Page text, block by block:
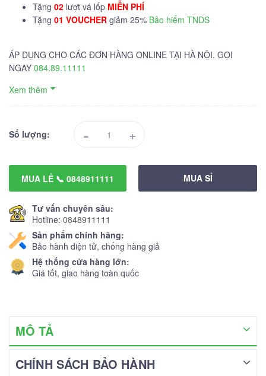
Tặng 02 lượt vá lốp MIỄN PHÍ
Tặng 01 VOUCHER giảm 25% Bảo hiểm TNDS
ÁP DỤNG CHO CÁC ĐƠN HÀNG ONLINE TẠI HÀ NỘI. GỌI
NGAY 084.89.11111
Xem thêm
Số lượng: - +
MUA LẺ 📞 0848911111 MUA SỈ
Tư vấn chuyên sâu:
Hotline: 0848911111
Sản phẩm chính hãng:
Bảo hành điện tử, chống hàng giả
Hệ thống cửa hàng lớn:
Giá tốt, giao hàng toàn quốc
MÔ TẢ
CHÍNH SÁCH BẢO HÀNH